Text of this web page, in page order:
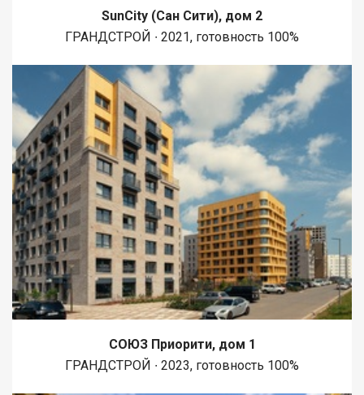
SunCity (Сан Сити), дом 2
ГРАНДСТРОЙ ∙ 2021, готовность 100%
СОЮЗ Приорити, дом 1
ГРАНДСТРОЙ ∙ 2023, готовность 100%